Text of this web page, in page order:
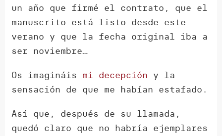
un año que firmé el contrato, que el
manuscrito está listo desde este
verano y que la fecha original iba a
ser noviembre…
Os imagináis mi decepción y la
sensación de que me habían estafado.
Así que, después de su llamada,
quedó claro que no habría ejemplares